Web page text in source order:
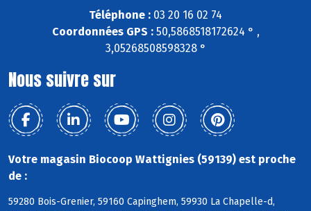
Téléphone : 03 20 16 02 74
Coordonnées GPS :50,5868518172624 ° ,
3,05268508598328 °
Nous suivre sur
Votre magasin Biocoop Wattignies (59139) est proche
de :
59280 Bois-Grenier, 59160 Capinghem, 59930 La Chapelle-d,